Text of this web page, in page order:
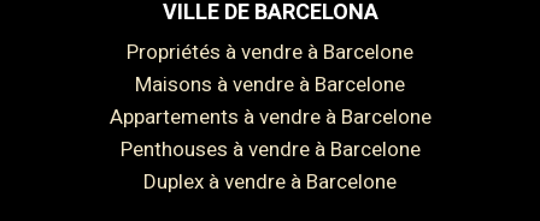
VILLE DE BARCELONA
Propriétés à vendre à Barcelone
Maisons à vendre à Barcelone
Appartements à vendre à Barcelone
Penthouses à vendre à Barcelone
Duplex à vendre à Barcelone